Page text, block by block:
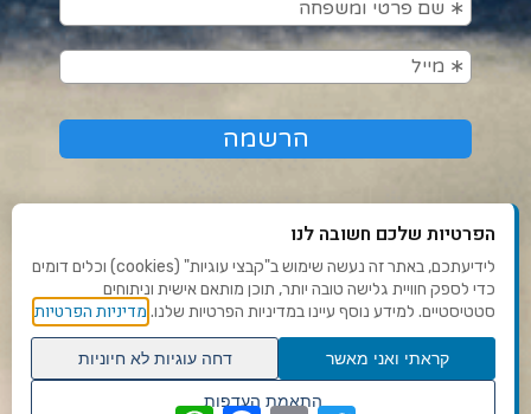
תנאי שימוש ומדיניות פרטיות
פנו אלינו
הצהרת נגישות
הפרטיות שלכם חשובה לנו
לידיעתכם, באתר זה נעשה שימוש ב"קבצי עוגיות" (cookies) וכלים דומים
כדי לספק חוויית גלישה טובה יותר, תוכן מותאם אישית וניתוחים
סטטיסטיים. למידע נוסף עיינו במדיניות הפרטיות שלנו. מדיניות הפרטיות
קראתי ואני מאשר
דחה עוגיות לא חיוניות
התאמת העדפות